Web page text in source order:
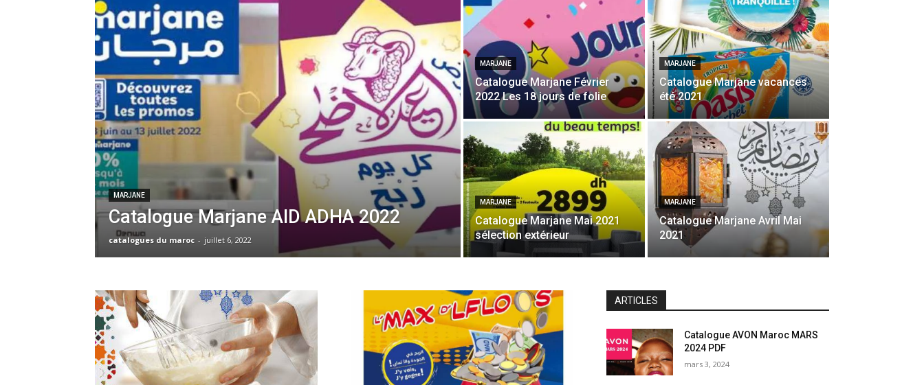
MARJANE
Catalogue Marjane AID ADHA 2022
catalogues du maroc - juillet 6, 2022
MARJANE
Catalogue Marjane Février
2022 Les 18 jours de folie
MARJANE
Catalogue Marjane vacances
été 2021
MARJANE
Catalogue Marjane Mai 2021
sélection extérieur
MARJANE
Catalogue Marjane Avril Mai
2021
ARTICLES
Catalogue AVON Maroc MARS
2024 PDF
mars 3, 2024